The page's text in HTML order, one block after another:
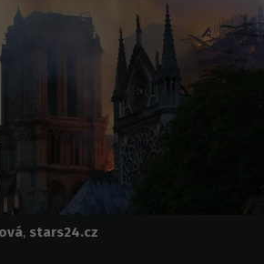
, stars24.cz